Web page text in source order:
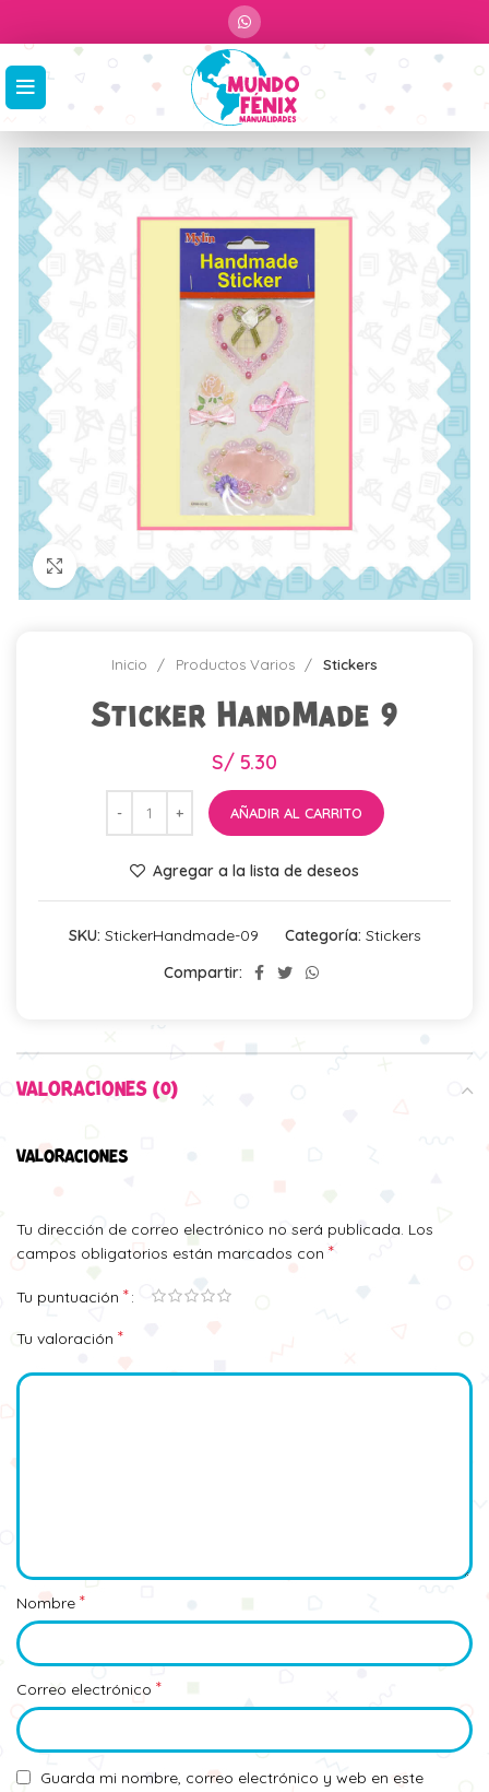
Click para agrandar
Inicio Productos Varios Stickers
Sticker HandMade 9
S/ 5.30
AÑADIR AL CARRITO
Agregar a la lista de deseos
SKU: StickerHandmade-09 Categoría: Stickers
Compartir:
VALORACIONES (0)
VALORACIONES
Tu dirección de correo electrónico no será publicada. Los
campos obligatorios están marcados con *
Tu puntuación *
Tu valoración *
Nombre *
Correo electrónico *
Guarda mi nombre, correo electrónico y web en este